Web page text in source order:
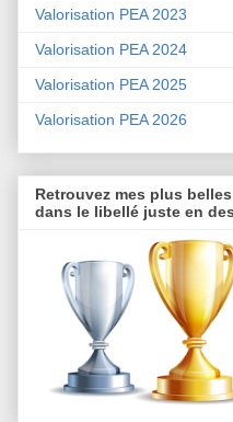
Valorisation PEA 2023
Valorisation PEA 2024
Valorisation PEA 2025
Valorisation PEA 2026
Retrouvez mes plus
dans le libellé juste en